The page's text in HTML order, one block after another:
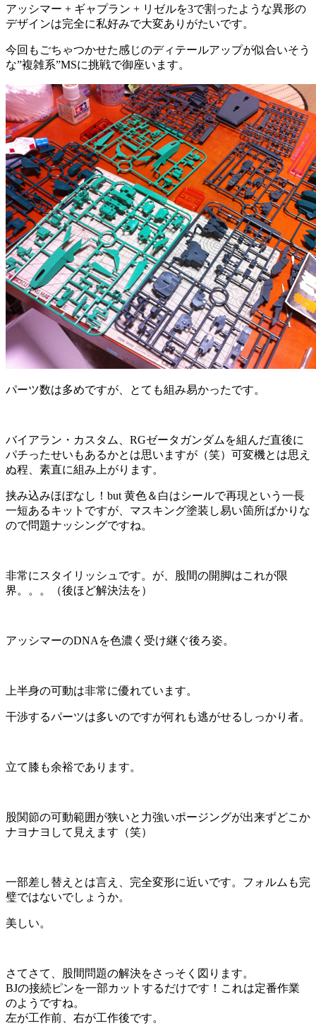
アッシマー + ギャプラン + リゼルを3で割ったような異形の
デザインは完全に私好みで大変ありがたいです。
今回もごちゃつかせた感じのディテールアップが似合いそう
な”複雑系”MSに挑戦で御座います。
パーツ数は多めですが、とても組み易かったです。
バイアラン・カスタム、RGゼータガンダムを組んだ直後に
パチったせいもあるかとは思いますが（笑）可変機とは思え
ぬ程、素直に組み上がります。
挟み込みほぼなし！but 黄色＆白はシールで再現という一長
一短あるキットですが、マスキング塗装し易い箇所ばかりな
ので問題ナッシングですね。
非常にスタイリッシュです。が、股間の開脚はこれが限
界。。。（後ほど解決法を）
アッシマーのDNAを色濃く受け継ぐ後ろ姿。
上半身の可動は非常に優れています。
干渉するパーツは多いのですが何れも逃がせるしっかり者。
立て膝も余裕であります。
股関節の可動範囲が狭いと力強いポージングが出来ずどこか
ナヨナヨして見えます（笑）
一部差し替えとは言え、完全変形に近いです。フォルムも完
璧ではないでしょうか。
美しい。
さてさて、股間問題の解決をさっそく図ります。
BJの接続ピンを一部カットするだけです！これは定番作業
のようですね。
左が工作前、右が工作後です。